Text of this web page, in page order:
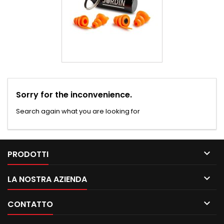
Sorry for the inconvenience.
Search again what you are looking for
PRODOTTI 
LA NOSTRA AZIENDA 
CONTATTO 